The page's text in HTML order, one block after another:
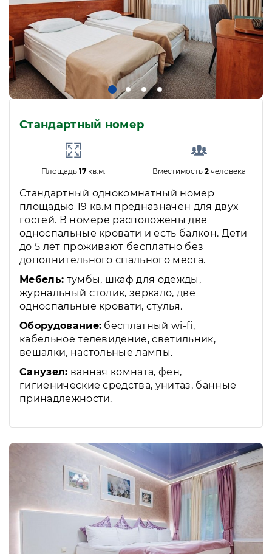
Стандартный номер
Площадь 17кв.м. Вместимость2 человека
Стандартный однокомнатный номер
площадью 19 кв.м предназначен для двух
гостей. В номере расположены две
односпальные кровати и есть балкон. Дети
до 5 лет проживают бесплатно без
дополнительного спального места.
Мебель: тумбы, шкаф для одежды,
журнальный столик, зеркало, две
односпальные кровати, стулья.
Оборудование: бесплатный wi-fi,
кабельное телевидение, светильник,
вешалки, настольные лампы.
Санузел: ванная комната, фен,
гигиенические средства, унитаз, банные
принадлежности.